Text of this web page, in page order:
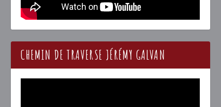
CHEMIN DE TRAVERSE JÉRÉMY GALVAN